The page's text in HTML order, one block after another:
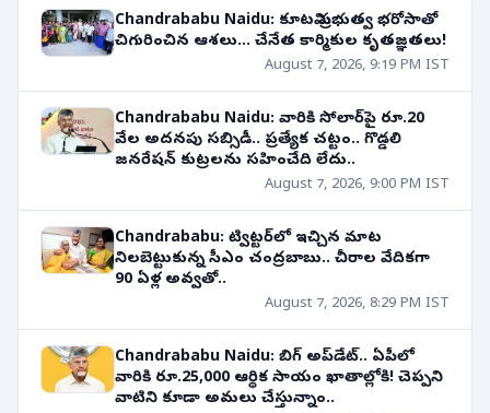
Chandrababu Naidu: కూటమి ప్రభుత్వ భరోసాతో
చిగురించిన ఆశలు... చేనేత కార్మికుల కృతజ్ఞతలు!
August 7, 2026, 9:19 PM IST
Chandrababu Naidu: వారికి సోలార్‌పై రూ.20
వేల అదనపు సబ్సిడీ.. ప్రత్యేక చట్టం.. గొడ్డలి
జనరేషన్ కుట్రలను సహించేది లేదు..
August 7, 2026, 9:00 PM IST
Chandrababu: ట్విట్టర్‌లో ఇచ్చిన మాట
నిలబెట్టుకున్న సీఎం చంద్రబాబు.. చీరాల వేదికగా
90 ఏళ్ల అవ్వతో..
August 7, 2026, 8:29 PM IST
Chandrababu Naidu: బిగ్ అప్‌డేట్.. ఏపీలో
వారికి రూ.25,000 ఆర్థిక సాయం ఖాతాల్లోకి! చెప్పని
వాటిని కూడా అమలు చేస్తున్నాం..